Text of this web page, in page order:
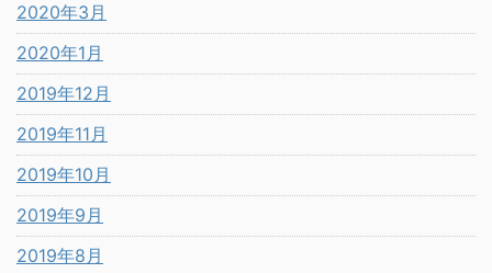
2020年3月
2020年1月
2019年12月
2019年11月
2019年10月
2019年9月
2019年8月